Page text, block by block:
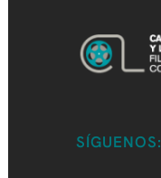
SÍGUENOS: